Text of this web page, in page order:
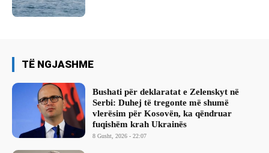
TË NGJASHME
Bushati për deklaratat e Zelenskyt në
Serbi: Duhej të tregonte më shumë
vlerësim për Kosovën, ka qëndruar
fuqishëm krah Ukrainës
8 Gusht, 2026 - 22:07